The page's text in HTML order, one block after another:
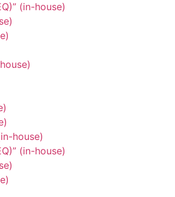
(in-house)
house)
(in-house)